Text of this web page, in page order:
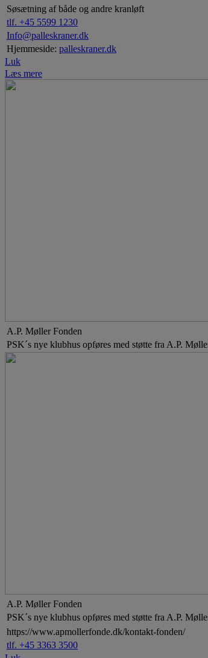
Søsætning af både og andre kranløft
tlf. +45 5599 1230
Info@palleskraner.dk
Hjemmeside: palleskraner.dk
Luk
Læs mere
A.P. Møller Fonden
PSK´s nye klubhus opføres med støtte fra A.P.
A.P. Møller Fonden
PSK´s nye klubhus opføres med støtte fra A.P.
https://www.apmollerfonde.dk/kontakt-fonden/
tlf. +45 3363 3500